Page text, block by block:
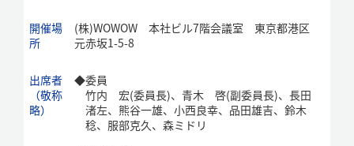
開催場
所
(株)WOWOW 本社ビル7階会議室 東京都港区
元赤坂1-5-8
出席者
（敬称
略）
◆委員
竹内 宏(委員長)、青木 啓(副委員長)、長田
渚左、熊谷一雄、小西良幸、品田雄吉、鈴木
稔、服部克久、森ミドリ